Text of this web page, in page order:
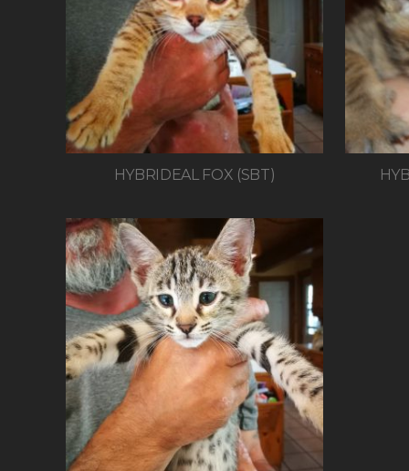
HYBRIDEAL FOX (SBT)